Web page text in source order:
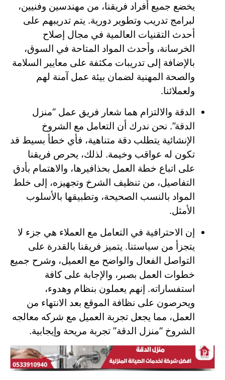
يخضع جميع أفراد فريقنا، من مهندسين وفنيين،
لبرامج تدريب وتطوير دورية. يتم تدريبهم على
أحدث التقنيات العالمية في مجال إصلاح
الخرسانة، وأحدث المواد المتاحة في السوق،
بالإضافة إلى تدريبات مكثفة على معايير السلامة
والصحة المهنية لضمان بيئة عمل آمنة لهم
ولعملائنا.
الدقة والالتزام هما شعار فريق عمل “منزل
الدقة”. نحن ندرك أن التعامل مع الشروخ
الإنشائية يتطلب دقة متناهية، فأي خطأ بسيط قد
تكون له عواقب وخيمة. لذلك، يحرص فريقنا
على اتباع خطة العمل بحذافيرها، والاهتمام بأدق
التفاصيل، من تنظيف الشرخ وتجهيزه، إلى خلط
المواد بالنسب الصحيحة، وتطبيقها بالأسلوب
الأمثل.
إن الاحترافية في التعامل مع العملاء هي جزء لا
يتجزأ من سياستنا. يتميز فريقنا بالقدرة على
التواصل الفعال والواضح مع العميل، وشرح جميع
خطوات العمل بصبر، والإجابة على كافة
استفساراته. إنهم يعملون بنظام وهدوء،
ويحرصون على نظافة الموقع بعد الانتهاء من
العمل، مما يجعل تجربة العميل مع شركه معالجه
الشروخ “منزل الدقة” تجربة مريحة وإيجابية.